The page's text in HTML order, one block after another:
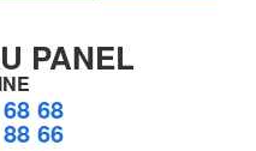
PANEL
68
66